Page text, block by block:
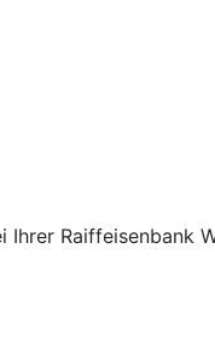
Raiffeisenbank